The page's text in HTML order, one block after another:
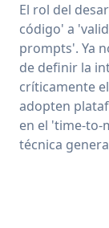
El rol del
código' a
prompts'. Ya
de definir la
críticamente
adopten
en el 'time-to-
técnica